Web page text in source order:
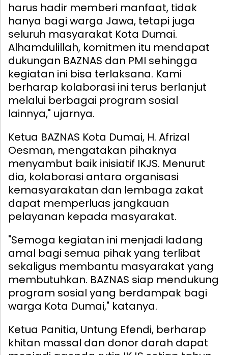
harus hadir memberi manfaat, tidak
hanya bagi warga Jawa, tetapi juga
seluruh masyarakat Kota Dumai.
Alhamdulillah, komitmen itu mendapat
dukungan BAZNAS dan PMI sehingga
kegiatan ini bisa terlaksana. Kami
berharap kolaborasi ini terus berlanjut
melalui berbagai program sosial
lainnya," ujarnya.
Ketua BAZNAS Kota Dumai, H. Afrizal
Oesman, mengatakan pihaknya
menyambut baik inisiatif IKJS. Menurut
dia, kolaborasi antara organisasi
kemasyarakatan dan lembaga zakat
dapat memperluas jangkauan
pelayanan kepada masyarakat.
"Semoga kegiatan ini menjadi ladang
amal bagi semua pihak yang terlibat
sekaligus membantu masyarakat yang
membutuhkan. BAZNAS siap mendukung
program sosial yang berdampak bagi
warga Kota Dumai," katanya.
Ketua Panitia, Untung Efendi, berharap
khitan massal dan donor darah dapat